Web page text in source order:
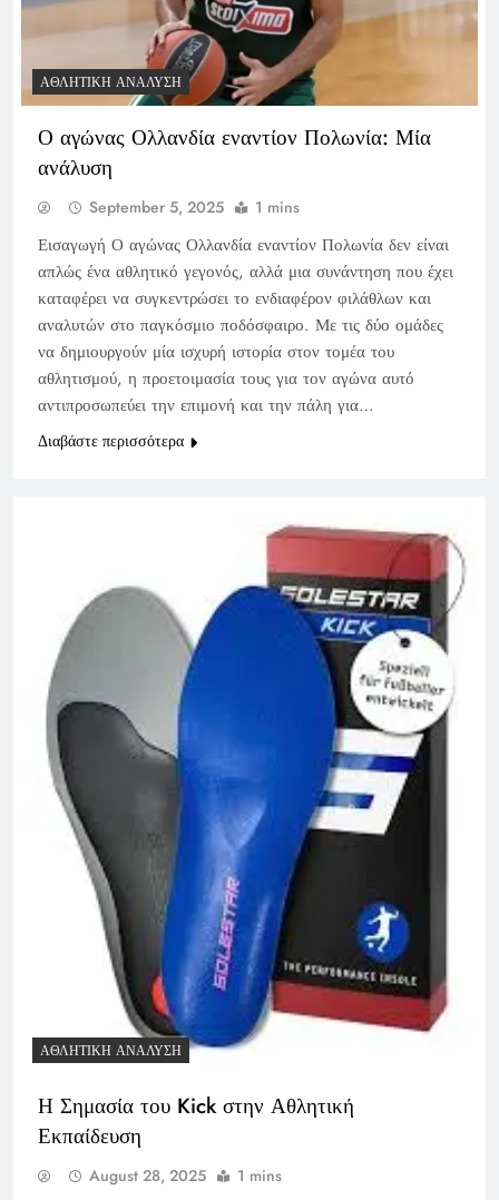
ΑΘΛΗΤΙΚΉ ΑΝΆΛΥΣΗ
Ο αγώνας Ολλανδία εναντίον Πολωνία: Μία
ανάλυση
September 5, 2025 1 mins
Εισαγωγή Ο αγώνας Ολλανδία εναντίον Πολωνία δεν είναι
απλώς ένα αθλητικό γεγονός, αλλά μια συνάντηση που έχει
καταφέρει να συγκεντρώσει το ενδιαφέρον φιλάθλων και
αναλυτών στο παγκόσμιο ποδόσφαιρο. Με τις δύο ομάδες
να δημιουργούν μία ισχυρή ιστορία στον τομέα του
αθλητισμού, η προετοιμασία τους για τον αγώνα αυτό
αντιπροσωπεύει την επιμονή και την πάλη για…
Διαβάστε περισσότερα
ΑΘΛΗΤΙΚΉ ΑΝΆΛΥΣΗ
Η Σημασία του Kick στην Αθλητική
Εκπαίδευση
August 28, 2025 1 mins